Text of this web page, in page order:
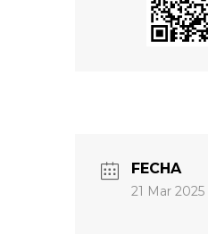
FECHA
21 Mar 2025